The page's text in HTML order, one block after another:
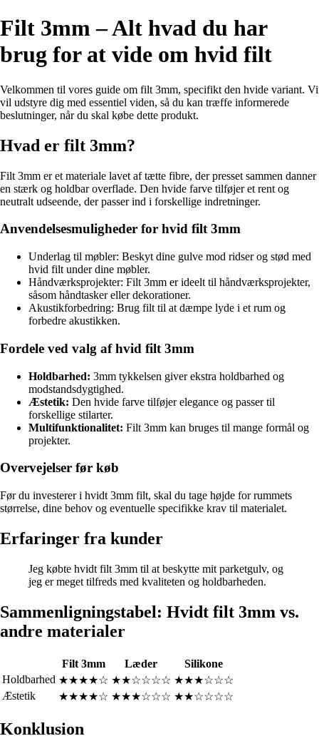
Filt 3mm – Alt hvad du har
brug for at vide om hvid filt
Velkommen til vores guide om filt 3mm, specifikt den hvide variant. Vi
vil udstyre dig med essentiel viden, så du kan træffe informerede
beslutninger, når du skal købe dette produkt.
Hvad er filt 3mm?
Filt 3mm er et materiale lavet af tætte fibre, der presset sammen danner
en stærk og holdbar overflade. Den hvide farve tilføjer et rent og
neutralt udseende, der passer ind i forskellige indretninger.
Anvendelsesmuligheder for hvid filt 3mm
Underlag til møbler: Beskyt dine gulve mod ridser og stød med
hvid filt under dine møbler.
Håndværksprojekter: Filt 3mm er ideelt til håndværksprojekter,
såsom håndtasker eller dekorationer.
Akustikforbedring: Brug filt til at dæmpe lyde i et rum og
forbedre akustikken.
Fordele ved valg af hvid filt 3mm
Holdbarhed: 3mm tykkelsen giver ekstra holdbarhed og
modstandsdygtighed.
Æstetik: Den hvide farve tilføjer elegance og passer til
forskellige stilarter.
Multifunktionalitet: Filt 3mm kan bruges til mange formål og
projekter.
Overvejelser før køb
Før du investerer i hvidt 3mm filt, skal du tage højde for rummets
størrelse, dine behov og eventuelle specifikke krav til materialet.
Erfaringer fra kunder
Jeg købte hvidt filt 3mm til at beskytte mit parketgulv, og
jeg er meget tilfreds med kvaliteten og holdbarheden.
Sammenligningstabel: Hvidt filt 3mm vs.
andre materialer
Filt 3mm Læder
Silikone
Holdbarhed ★★★★☆ ★★☆☆☆☆ ★★★☆☆☆
Æstetik
★★★★☆ ★★★☆☆☆ ★★☆☆☆☆
Konklusion